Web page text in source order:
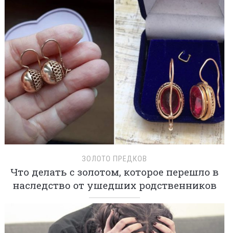
ЗОЛОТО ПРЕДКОВ
Что делать с золотом, которое перешло в
наследство от ушедших родственников